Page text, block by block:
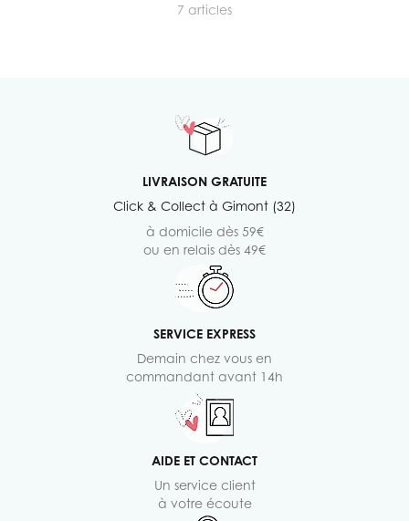
7 articles
LIVRAISON GRATUITE
Click & Collect à Gimont (32)
à domicile dès 59€
ou en relais dès 49€
SERVICE EXPRESS
Demain chez vous en
commandant avant 14h
AIDE ET CONTACT
Un service client
à votre écoute